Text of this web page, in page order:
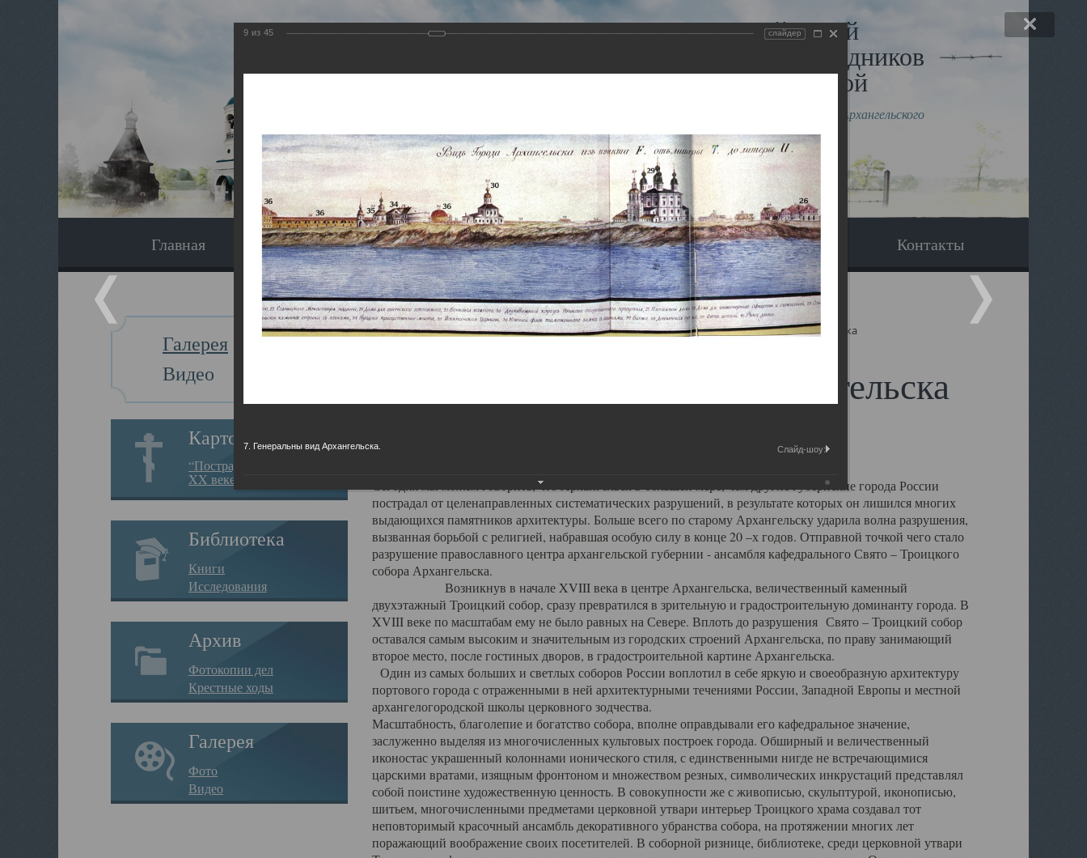
Виртуальный музей
Новомучеников и исповедников
Земли Архангельской
Сайт создан по благословлению митрополита Архангельского
Главная Экскурсия Наследники Галерея Вопрос-ответ Контакты
Галерея
Видео
Картотека
“Пострадавшие за веру в
XX веке на Севере”
Библиотека
Книги
Исследования
Архив
Фотокопии дел
Крестные ходы
Галерея
Фото
Видео
Главная Галерея Храмы-мученики Архангельска Свято-Троицкий собор Архангельска
Свято-Троицкий собор Архангельска
Свято-Троицкий собор Архангельска
Сегодня мы можем говорить, что Архангельск в большей мере, чем другие губернские города России
пострадал от целенаправленных систематических разрушений, в результате которых он лишился многих
выдающихся памятников архитектуры. Больше всего по старому Архангельску ударила волна разрушения,
вызванная борьбой с религией, набравшая особую силу в конце 20 –х годов. Отправной точкой чего стало
разрушение православного центра архангельской губернии - ансамбля кафедрального Свято – Троицкого
собора Архангельска.
Возникнув в начале XVIII века в центре Архангельска, величественный каменный
двухэтажный Троицкий собор, сразу превратился в зрительную и градостроительную доминанту города. В
XVIII веке по масштабам ему не было равных на Севере. Вплоть до разрушения Свято – Троицкий собор
оставался самым высоким и значительным из городских строений Архангельска, по праву занимающий
второе место, после гостиных дворов, в градостроительной картине Архангельска.
Один из самых больших и светлых соборов России воплотил в себе яркую и своеобразную архитектуру
портового города с отраженными в ней архитектурными течениями России, Западной Европы и местной
архангелогородской школы церковного зодчества.
Масштабность, благолепие и богатство собора, вполне оправдывали его кафедральное значение,
заслуженно выделяя из многочисленных культовых построек города. Обширный и величественный
иконостас украшенный колоннами ионического стиля, с единственными нигде не встречающимися
царскими вратами, изящным фронтоном и множеством резных, символических инкрустаций представлял
собой поистине художественную ценность. В совокупности же с живописью, скульптурой, иконописью,
шитьем, многочисленными предметами церковной утвари интерьер Троицкого храма создавал тот
неповторимый красочный ансамбль декоративного убранства собора, на протяжении многих лет
поражающий воображение своих посетителей. В соборной ризнице, библиотеке, среди церковной утвари
9 из 45 слайдер
7. Генеральны вид Архангельска. Слайд-шоу: